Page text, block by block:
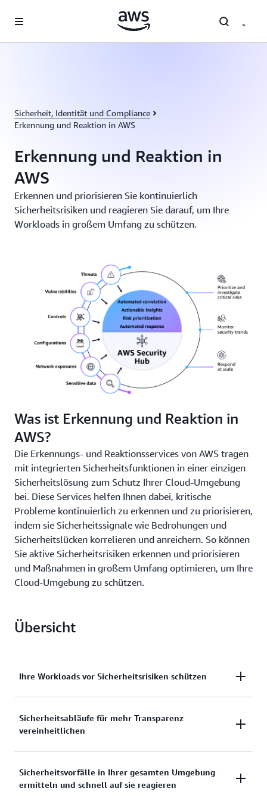
Überspringen zum Hauptinhalt
Sicherheit, Identität und Compliance
Erkennung und Reaktion in AWS
Erkennung und Reaktion in
AWS
Erkennen und priorisieren Sie kontinuierlich
Sicherheitsrisiken und reagieren Sie darauf, um Ihre
Workloads in großem Umfang zu schützen.
Was ist Erkennung und Reaktion in
AWS?
Die Erkennungs- und Reaktionsservices von AWS tragen
mit integrierten Sicherheitsfunktionen in einer einzigen
Sicherheitslösung zum Schutz Ihrer Cloud-Umgebung
bei. Diese Services helfen Ihnen dabei, kritische
Probleme kontinuierlich zu erkennen und zu priorisieren,
indem sie Sicherheitssignale wie Bedrohungen und
Sicherheitslücken korrelieren und anreichern. So können
Sie aktive Sicherheitsrisiken erkennen und priorisieren
und Maßnahmen in großem Umfang optimieren, um Ihre
Cloud-Umgebung zu schützen.
Übersicht
Ihre Workloads vor Sicherheitsrisiken schützen
Erkennen und priorisieren Sie kontinuierlich kritische
Probleme durch automatische Korrelation und
Unternehmen sicherer auf AWS arbeiten kann.
Sicherheitsabläufe für mehr Transparenz
vereinheitlichen
Verschaffen Sie sich einen umfassenderen Überblick
über die Sicherheit Ihrer Cloud-Umgebung durch die
Sicherheitsvorfälle in Ihrer gesamten Umgebung
ermitteln und schnell auf sie reagieren